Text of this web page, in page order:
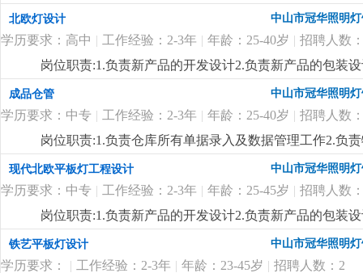
良品贴不合格标通知仓库退供应商。 3、能看懂产品结
4、对所检验的产品能及时按公司要求填写检验报告，
北欧灯设计 中山市冠华照明
学历要求：高中 | 工作经验：2-3年 | 年龄：25-40岁 | 招聘人数
岗位职责:1.负责新产品的开发设计2.负责新产品的包装
制定新产品的工艺流程岗位要求:1.高中以上学历，产品
功底3.有二年灯饰行业灯饰产品设计工作经验4.有北欧
七八（余先生）更详细...
成品仓管 中山市冠华照明
学历要求：中专 | 工作经验：2-3年 | 年龄：25-40岁 | 招聘人数
岗位职责:1.负责仓库所有单据录入及数据管理工作2.负
上学历，25-40岁2.对数据敏感，有责任心3.一年以上仓
现代北欧平板灯工程设计 中山市冠华照明
学历要求：中专 | 工作经验：2-3年 | 年龄：25-45岁 | 招聘人数
岗位职责:1.负责新产品的开发设计2.负责新产品的包装
制定新产品的工艺流程岗位要求:1.中专以上学历，产品
功底3.有二年灯饰行业灯饰产品设计工作经验4.有欧、
铁艺平板灯设计 中山市冠华照明
学历要求： | 工作经验：2-3年 | 年龄：23-45岁 | 招聘人数：2